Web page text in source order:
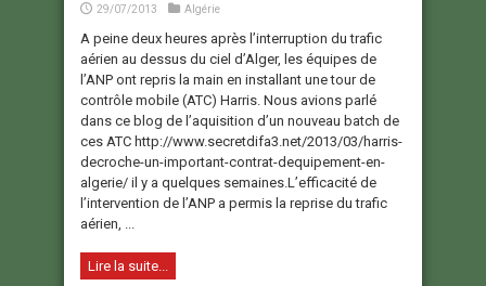
29/07/2013 Algérie
A peine deux heures après l’interruption du trafic
aérien au dessus du ciel d’Alger, les équipes de
l’ANP ont repris la main en installant une tour de
contrôle mobile (ATC) Harris. Nous avions parlé
dans ce blog de l’aquisition d’un nouveau batch de
ces ATC http://www.secretdifa3.net/2013/03/harris-
decroche-un-important-contrat-dequipement-en-
algerie/ il y a quelques semaines.L’efficacité de
l’intervention de l’ANP a permis la reprise du trafic
aérien, ...
Lire la suite...